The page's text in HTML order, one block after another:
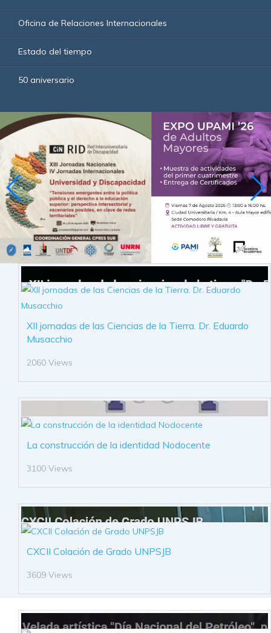
Oficina de Relaciones Internacionales
Estado del tiempo
50 aniversario
XII jornadas de las Ciencias de la Tierra. Dr. Eduardo
Musacchio
2060 Views
La construcción de la identidad Nodocente
3100 Views
CXCII Colación de Grado UNPSJB
3609 Views